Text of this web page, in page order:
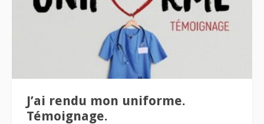
J’ai rendu mon uniforme.
Témoignage.